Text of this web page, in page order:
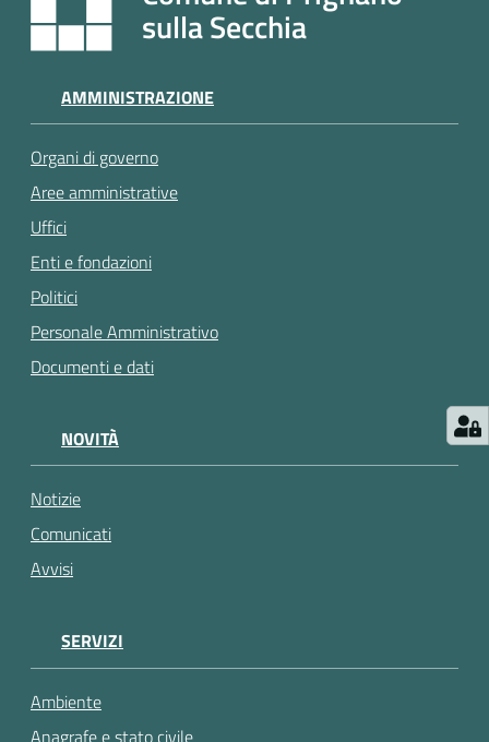
a
p
t
a
m
e
n
t
o
Tutti
gli
argomenti...
sulla Secchia
AMMINISTRAZIONE
Organi di governo
Aree amministrative
Uffici
Enti e fondazioni
Politici
Personale Amministrativo
Documenti e dati
NOVITÀ
Notizie
Comunicati
Avvisi
SERVIZI
Ambiente
Anagrafe e stato civile